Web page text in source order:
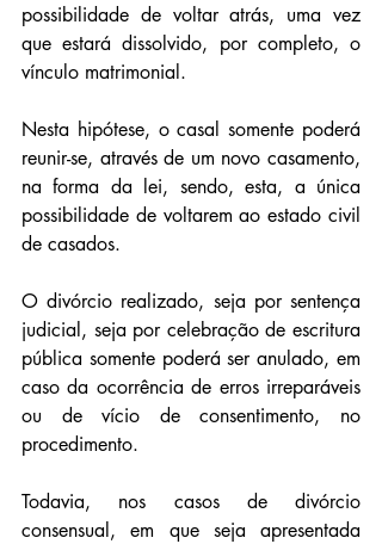
possibilidade de voltar atrás, uma vez
que estará dissolvido, por completo, o
vínculo matrimonial.
Nesta hipótese, o casal somente poderá
reunir-se, através de um novo casamento,
na forma da lei, sendo, esta, a única
possibilidade de voltarem ao estado civil
de casados.
O divórcio realizado, seja por sentença
judicial, seja por celebração de escritura
pública somente poderá ser anulado, em
caso da ocorrência de erros irreparáveis
ou de vício de consentimento, no
procedimento.
Todavia, nos casos de divórcio
consensual, em que seja apresentada